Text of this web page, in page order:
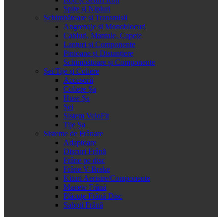
Spițe și Nipluri
Schimbătoare și Transmisii
Angrenaje și Monoblocuri
Cabluri, Mantale, Capete
Lanțuri și Componente
Pinioane și Distanțiere
Schimbătoare și Componente
Șei/Tije și Coliere
Accesorii
Coliere Șa
Huse Șa
Șei
Sistem VeloFit
Tije Șa
Sisteme de Frânare
Adaptoare
Discuri Frână
Frâne pe disc
Frâne V-Brake
Kituri Aerisire/Componente
Manete Frână
Plăcuțe Frână Disc
Saboti Frână